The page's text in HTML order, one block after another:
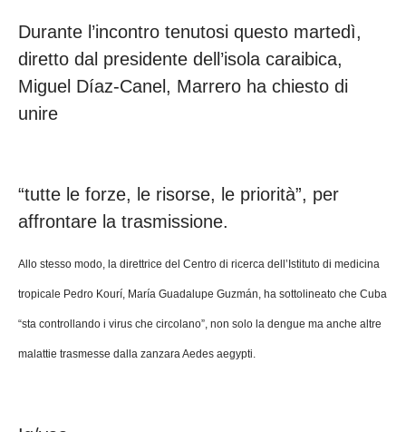
Durante l’incontro tenutosi questo martedì,
diretto dal presidente dell’isola caraibica,
Miguel Díaz-Canel, Marrero ha chiesto di
unire
“tutte le forze, le risorse, le priorità”, per
affrontare la trasmissione.
Allo stesso modo, la direttrice del Centro di ricerca dell’Istituto di medicina
tropicale Pedro Kourí, María Guadalupe Guzmán, ha sottolineato che Cuba
“sta controllando i virus che circolano”, non solo la dengue ma anche altre
malattie trasmesse dalla zanzara Aedes aegypti.